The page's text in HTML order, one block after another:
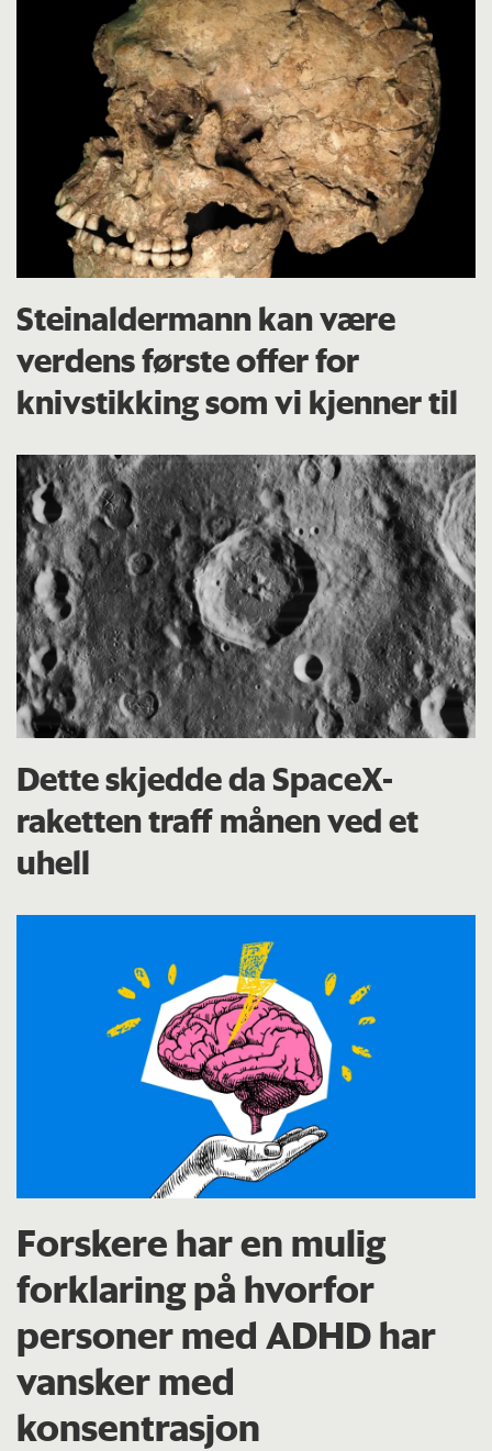
Steinaldermann kan være
verdens første offer for
knivstikking som vi kjenner til
Dette skjedde da SpaceX-
raketten traff månen ved et
uhell
Forskere har en mulig
forklaring på hvorfor
personer med ADHD har
vansker med
konsentrasjon